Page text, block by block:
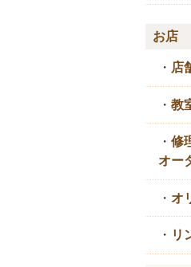
お店
・ 店
・ 教
・ 修
オー
・ オ
・ リ